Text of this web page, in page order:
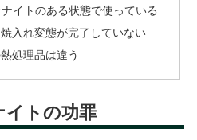
イトのある状態で使っている
入れ変態が完了していない
処理品は違う
イトの功罪